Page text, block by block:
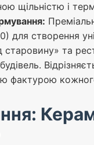
щільністю і
для створення
старовину» та
фактурою